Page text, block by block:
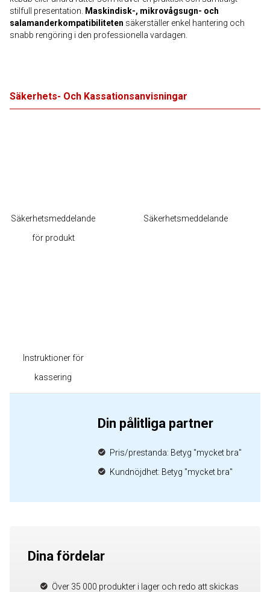
stilfull presentation.
Maskindisk-, mikrovågsugn- och
salamanderkompatibiliteten säkerställer enkel hantering och
snabb rengöring i den professionella vardagen.
Säkerhets- Och Kassationsanvisningar
Säkerhetsmeddelande
för produkt
Säkerhetsmeddelande
Instruktioner för
kassering
Din pålitliga partner
Pris/prestanda: Betyg "mycket bra"
Kundnöjdhet: Betyg "mycket bra"
Dina fördelar
Över 35 000 produkter i lager och redo att skickas